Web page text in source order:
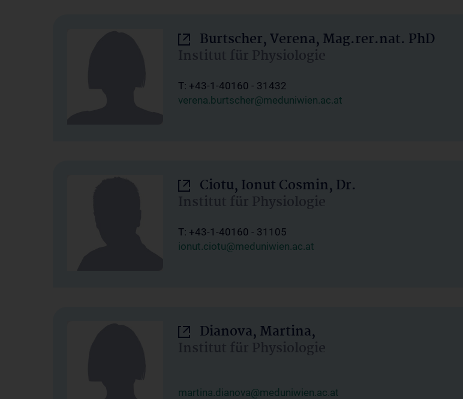
Burtscher, Verena, Mag.rer.nat. PhD
Institut für Physiologie
T: +43-1-40160 - 31432
verena.burtscher@meduniwien.ac.at
Ciotu, Ionut Cosmin, Dr.
Institut für Physiologie
T: +43-1-40160 - 31105
ionut.ciotu@meduniwien.ac.at
Dianova, Martina,
Institut für Physiologie
martina.dianova@meduniwien.ac.at